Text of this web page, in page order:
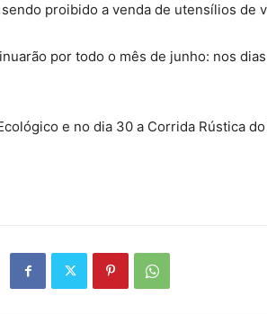
proibido a venda de utensílios de
por todo o mês de junho: nos
e no dia 30 a Corrida Rústica